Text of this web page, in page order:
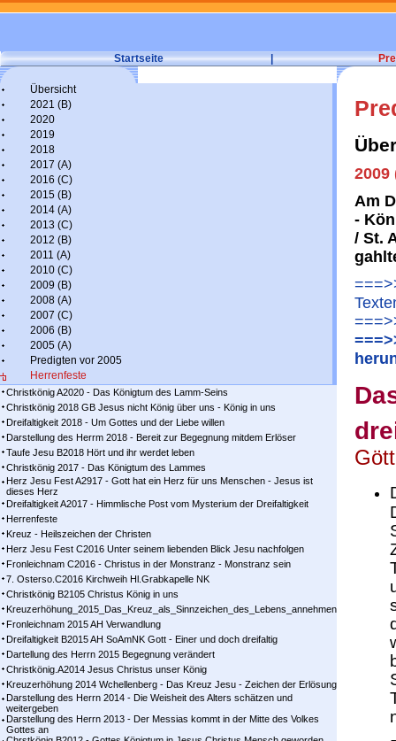
Startseite |
Übersicht
2021 (B)
2020
2019
2018
2017 (A)
2016 (C)
2015 (B)
2014 (A)
2013 (C)
2012 (B)
2011 (A)
2010 (C)
2009 (B)
2008 (A)
2007 (C)
2006 (B)
2005 (A)
Predigten vor 2005
Herrenfeste
Christkönig A2020 - Das Königtum des Lamm-Seins
Christkönig 2018 GB Jesus nicht König über uns - König in uns
Dreifaltigkeit 2018 - Um Gottes und der Liebe willen
Darstellung des Herrm 2018 - Bereit zur Begegnung mitdem Erlöser
Taufe Jesu B2018 Hört und ihr werdet leben
Christkönig 2017 - Das Königtum des Lammes
Herz Jesu Fest A2917 - Gott hat ein Herz für uns Menschen - Jesus ist
dieses Herz
Dreifaltigkeit A2017 - Himmlische Post vom Mysterium der Dreifaltigkeit
Herrenfeste
Kreuz - Heilszeichen der Christen
Herz Jesu Fest C2016 Unter seinem liebenden Blick Jesu nachfolgen
Fronleichnam C2016 - Christus in der Monstranz - Monstranz sein
7. Osterso.C2016 Kirchweih Hl.Grabkapelle NK
Christkönig B2105 Christus König in uns
Kreuzerhöhung_2015_Das_Kreuz_als_Sinnzeichen_des_Lebens_annehmen
Fronleichnam 2015 AH Verwandlung
Dreifaltigkeit B2015 AH SoAmNK Gott - Einer und doch dreifaltig
Dartellung des Herrn 2015 Begegnung verändert
Christkönig.A2014 Jesus Christus unser König
Kreuzerhöhung 2014 Wchellenberg - Das Kreuz Jesu - Zeichen der Erlösung
Darstellung des Herrn 2014 - Die Weisheit des Alters schätzen und
weitergeben
Darstellung des Herrn 2013 - Der Messias kommt in der Mitte des Volkes
Gottes an
2009
Am
-
/ St.